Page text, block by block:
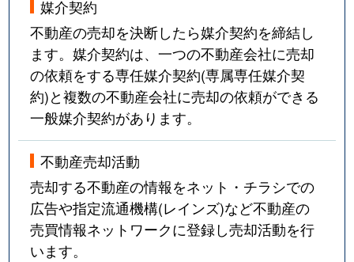
媒介契約
不動産の売却を決断したら媒介契約を締結し
ます。媒介契約は、一つの不動産会社に売却
の依頼をする専任媒介契約(専属専任媒介契
約)と複数の不動産会社に売却の依頼ができる
一般媒介契約があります。
不動産売却活動
売却する不動産の情報をネット・チラシでの
広告や指定流通機構(レインズ)など不動産の
売買情報ネットワークに登録し売却活動を行
います。